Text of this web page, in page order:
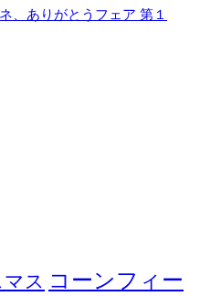
、ありがとうフェア 第１
ス コーンフィー